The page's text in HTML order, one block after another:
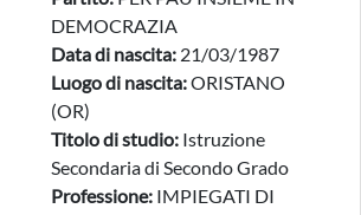
DEMOCRAZIA
Data di nascita: 21/03/1987
Luogo di nascita:ORISTANO
(OR)
Titolo di studio: Istruzione
Secondaria di Secondo Grado
Professione: IMPIEGATI DI